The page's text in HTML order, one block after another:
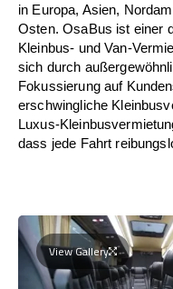
in Europa, Asien,
Osten. OsaBus ist einer
Kleinbus- und Van-
sich durch
Fokussierung auf
erschwingliche
Luxus-
dass jede Fahrt
View Gallery